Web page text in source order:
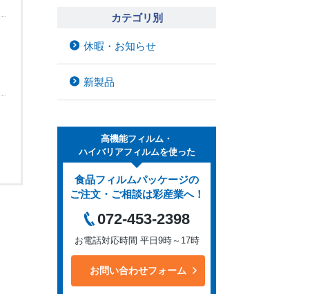
カテゴリ別
休暇・お知らせ
新製品
高機能フィルム・
ハイバリアフィルムを使った
食品フィルムパッケージの
ご注文・ご相談は彩産業へ！
072-453-2398
お電話対応時間 平日9時～17時
お問い合わせフォーム